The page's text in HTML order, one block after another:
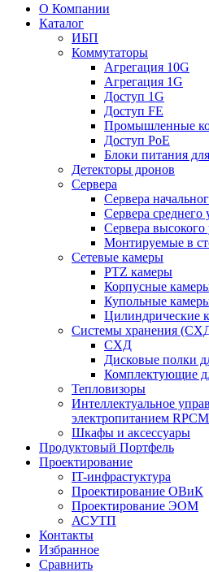
О Компании
Каталог
ИБП
Коммутаторы
Агрегация 10G
Агрегация 1G
Доступ 1G
Доступ FE
Промышленные
Доступ PoE
Блоки питания
Детекторы дронов
Сервера
Сервера
Сервера среднего
Сервера высокого
Монтируемые в
Сетевые камеры
PTZ камеры
Корпусные
Купольные
Цилиндрические
Системы хранения
СХД
Дисковые полки
Комплектующие
Тепловизоры
Интеллектуальное
электропитанием RPCM
Шкафы и аксессуары
Продуктовый Портфель
Проектирование
IT-инфрастуктура
Проектирование ОВиК
Проектирование ЭОМ
АСУТП
Контакты
Избранное
Сравнить